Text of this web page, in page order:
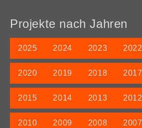
Projekte nach Jahren
2025 2024 2023 2022
2020 2019 2018 2017
2015 2014 2013 2012
2010 2009 2008 2007